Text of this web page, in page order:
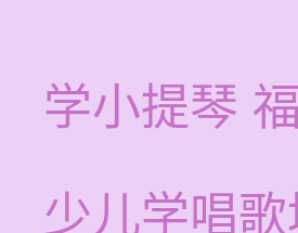
学小提琴
少儿学唱